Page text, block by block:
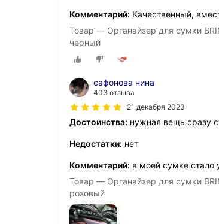
Комментарий: Качественный,
Товар — Органайзер для сумки
черный
сафонова нина
403 отзыва
21 декабря 2023
Достоинства: нужная вещь сразу
Недостатки: нет
Комментарий: в моей сумке стало
Товар — Органайзер для сумки
розовый